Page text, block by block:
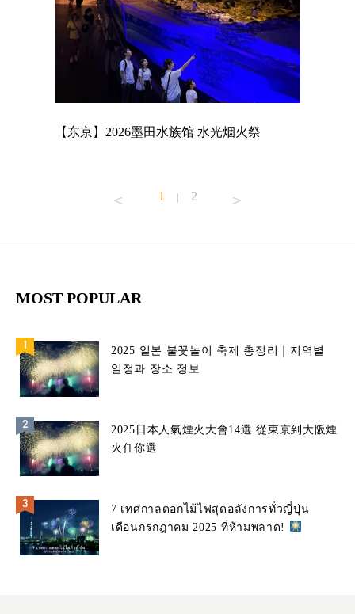
【东京】2026墨田水族馆 水光烟火祭
1 | 2
MOST POPULAR
2025 일본 불꽃놀이 축제 총정리｜지역별
일정과 장소 정보
2025日本人氣煙火大會14選 從東京到大阪煙
火任你選
7 เทศกาลดอกไม้ไฟสุดอลังการทั่วญี่ปุ่น
เดือนกรกฎาคม 2025 ที่ห้ามพลาด!